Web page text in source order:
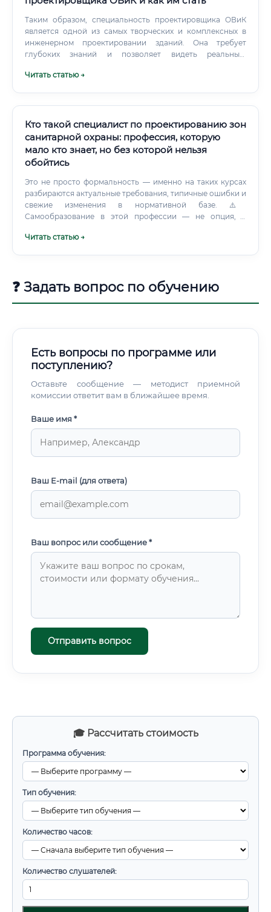
🎓 Рассчитать стоимость
Программа обучения:
Тип обучения:
Количество часов:
Количество слушателей:
Таким образом, специальность проектировщика ОВиК
является одной из самых творческих и комплексных в
инженерном проектировании зданий. Она требует
глубоких знаний и позволяет видеть реальный,
среду для жизни и деятельности людей.
Читать статью →
Кто такой специалист по проектированию зон
санитарной охраны: профессия, которую
мало кто знает, но без которой нельзя
обойтись
Это не просто формальность — именно на таких курсах
разбираются актуальные требования, типичные ошибки и
свежие изменения в нормативной базе. ⚠️
Самообразование в этой профессии — не опция, а
Читать статью →
❓ Задать вопрос по обучению
Есть вопросы по программе или
поступлению?
Оставьте сообщение — методист приемной
комиссии ответит вам в ближайшее время.
Ваше имя *
Ваш E-mail (для ответа)
Ваш вопрос или сообщение *
Отправить вопрос